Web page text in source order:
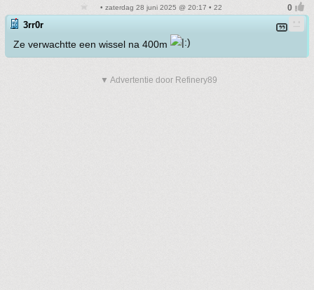
• zaterdag 28 juni 2025 @ 20:17 • 22
3rr0r
Ze verwachtte een wissel na 400m
▼ Advertentie door Refinery89